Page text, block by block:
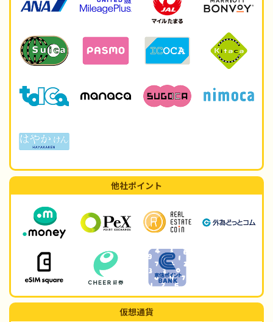
他社ポイント
仮想通貨